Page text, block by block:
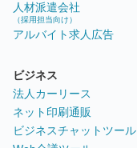
人材派遣会社
（採用担当向け）
アルバイト求人広告
ビジネス
法人カーリース
ネット印刷通販
ビジネスチャットツール